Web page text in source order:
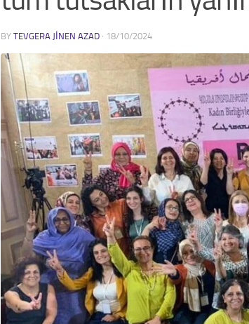
BY TEVGERA JINEN AZAD · 18/10/2024